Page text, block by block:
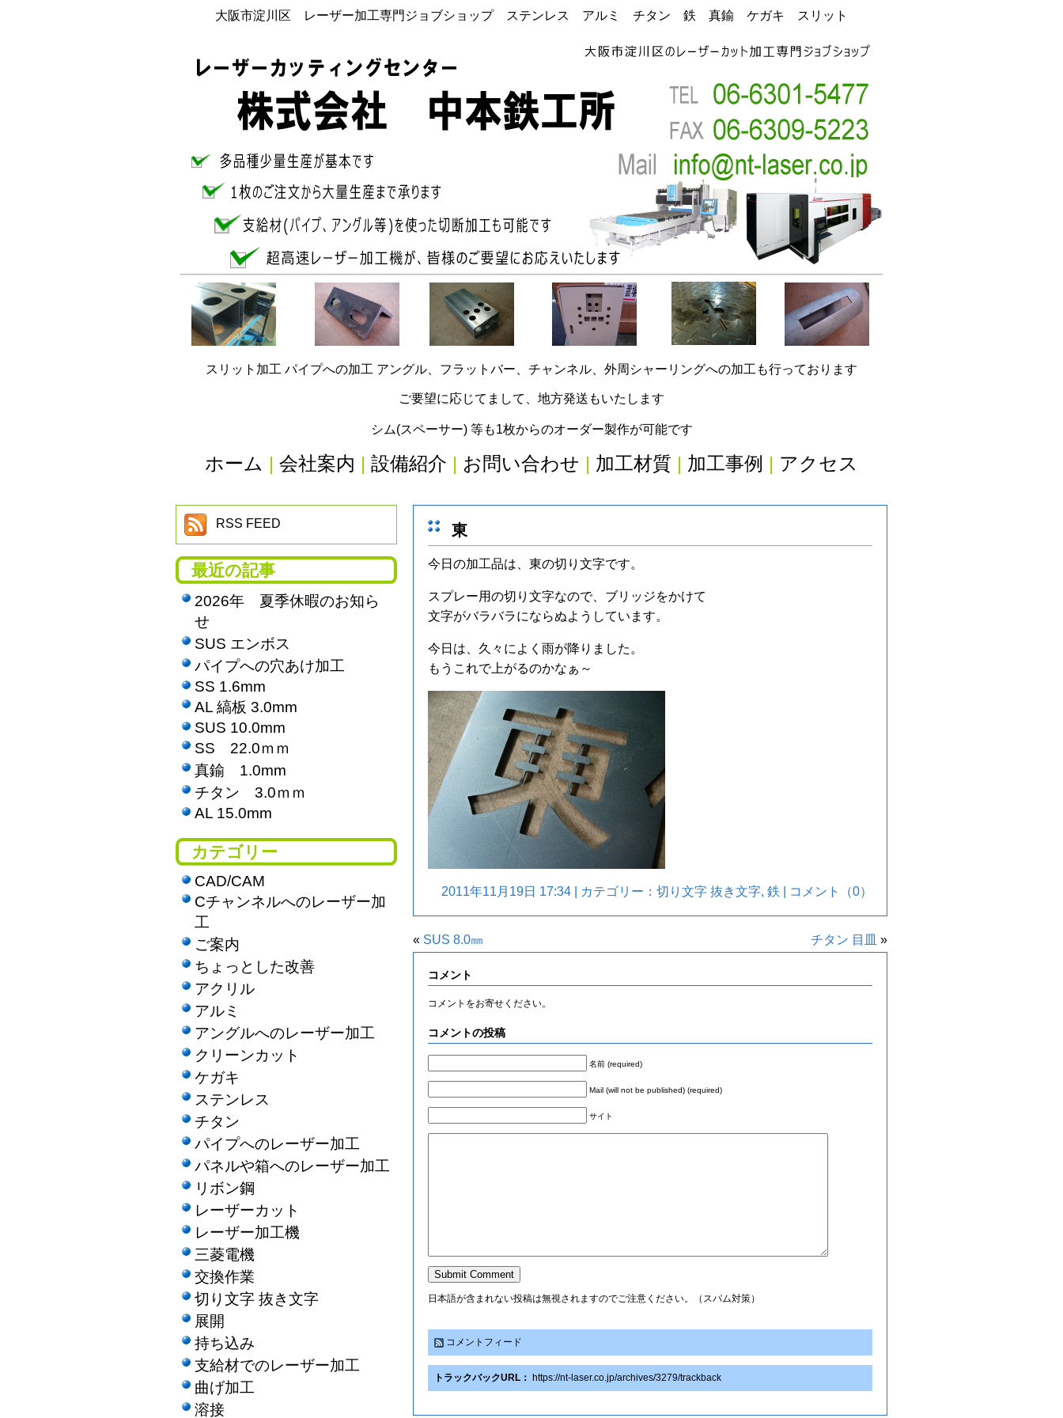
大阪市淀川区 レーザー加工専門ジョブショップ ステンレス アルミ チタン 鉄 真鍮 ケガキ スリット
スリット加工 パイプへの加工 アングル、フラットバー、チャンネル、外周シャーリングへの加工も行っております
ご要望に応じてまして、地方発送もいたします
シム(スペーサー) 等も1枚からのオーダー製作が可能です
ホーム | 会社案内 | 設備紹介 | お問い合わせ | 加工材質 | 加工事例 | アクセス
東
今日の加工品は、東の切り文字です。
スプレー用の切り文字なので、ブリッジをかけて
文字がバラバラにならぬようしています。
今日は、久々によく雨が降りました。
もうこれで上がるのかなぁ～
2011年11月19日 17:34 | カテゴリー： 切り文字 抜き文字, 鉄 コメント（0）
« SUS 8.0㎜ チタン 目皿 »
コメント
コメントをお寄せください。
コメントの投稿
名前 (required)
Mail (will not be published) (required)
サイト
日本語が含まれない投稿は無視されますのでご注意ください。（スパム対策）
コメントフィード
トラックバックURL： https://nt-laser.co.jp/archives/3279/trackback
RSS FEED
最近の記事
2026年 夏季休暇のお知ら
せ
SUS エンボス
パイプへの穴あけ加工
SS 1.6mm
AL 縞板 3.0mm
SUS 10.0mm
SS 22.0ｍｍ
真鍮 1.0mm
チタン 3.0ｍｍ
AL 15.0mm
カテゴリー
CAD/CAM
Cチャンネルへのレーザー加
工
ご案内
ちょっとした改善
アクリル
アルミ
アングルへのレーザー加工
クリーンカット
ケガキ
ステンレス
チタン
パイプへのレーザー加工
パネルや箱へのレーザー加工
リボン鋼
レーザーカット
レーザー加工機
三菱電機
交換作業
切り文字 抜き文字
展開
持ち込み
支給材でのレーザー加工
曲げ加工
溶接